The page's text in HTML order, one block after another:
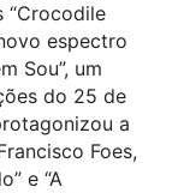
“Crocodile
espectro
Sou”, um
do 25 de
a
Foes,
e “A